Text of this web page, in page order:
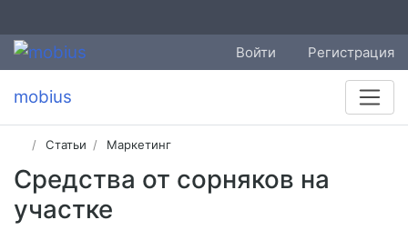
Войти Регистрация
mobius
Статьи Маркетинг
Средства от сорняков на
участке